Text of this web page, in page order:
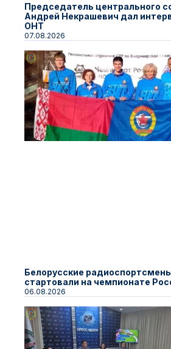
Председатель центрального
Андрей Некрашевич дал
ОНТ
07.08.2026
Белорусские
стартовали на чемпионате
06.08.2026